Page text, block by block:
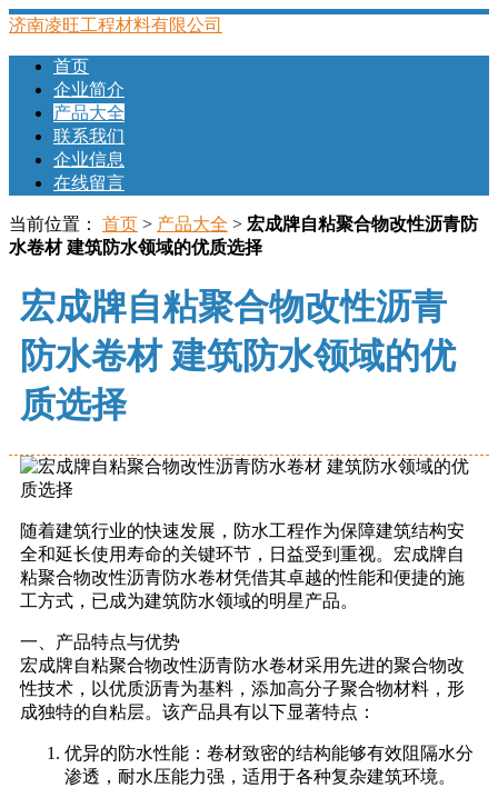
济南凌旺工程材料有限公司
首页
企业简介
产品大全
联系我们
企业信息
在线留言
当前位置： 首页 > 产品大全 > 宏成牌自粘聚合物改性沥青防
水卷材 建筑防水领域的优质选择
宏成牌自粘聚合物改性沥青
防水卷材 建筑防水领域的优
质选择
随着建筑行业的快速发展，防水工程作为保障建筑结构安
全和延长使用寿命的关键环节，日益受到重视。宏成牌自
粘聚合物改性沥青防水卷材凭借其卓越的性能和便捷的施
工方式，已成为建筑防水领域的明星产品。
一、产品特点与优势
宏成牌自粘聚合物改性沥青防水卷材采用先进的聚合物改
性技术，以优质沥青为基料，添加高分子聚合物材料，形
成独特的自粘层。该产品具有以下显著特点：
优异的防水性能：卷材致密的结构能够有效阻隔水分
渗透，耐水压能力强，适用于各种复杂建筑环境。